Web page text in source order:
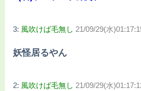
3: 風吹けば毛無し 21/09/29(水
妖怪居るやん
2: 風吹けば毛無し 21/09/29(水